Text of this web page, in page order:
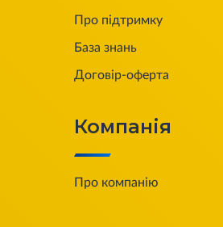
Про підтримку
База знань
Договір-оферта
Компанія
Про компанію